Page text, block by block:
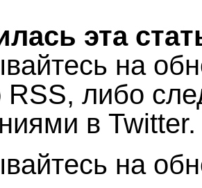
эта
на
RSS, либо
в Twitter.
на